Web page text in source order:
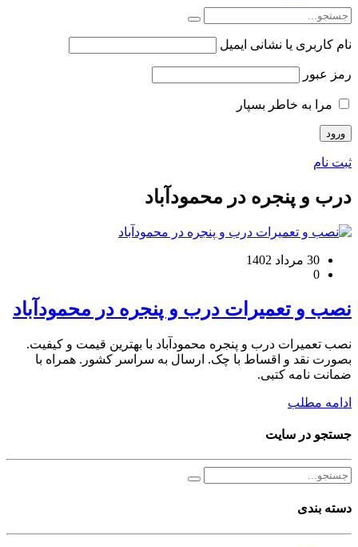
نام کاربری یا نشانی ایمیل
رمز عبور
مرا به خاطر بسپار
ثبت نام
درب و پنجره در محمودآباد
30 مرداد 1402
0
نصب و تعمیرات درب و پنجره در محمودآباد
نصب تعمیرات درب و پنجره محمودآباد با بهترین قیمت و کیفیت.
بصورت نقد و اقساط با چک. ارسال به سراسر کشور. همراه با
ضمانت نامه کتبی.
ادامه مطلب
جستجو در سایت
دسته بندی